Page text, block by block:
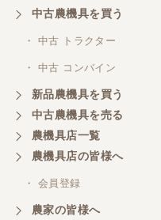
中古農機具を買う
・ 中古 トラクター
・ 中古 コンバイン
新品農機具を買う
中古農機具を売る
農機具店一覧
農機具店の皆様へ
・ 会員登録
農家の皆様へ